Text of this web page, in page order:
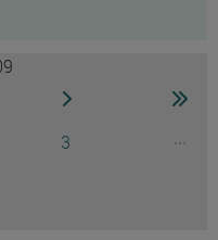
Seite wechseln
Seite
3
...
zur nächsten Seite
zur